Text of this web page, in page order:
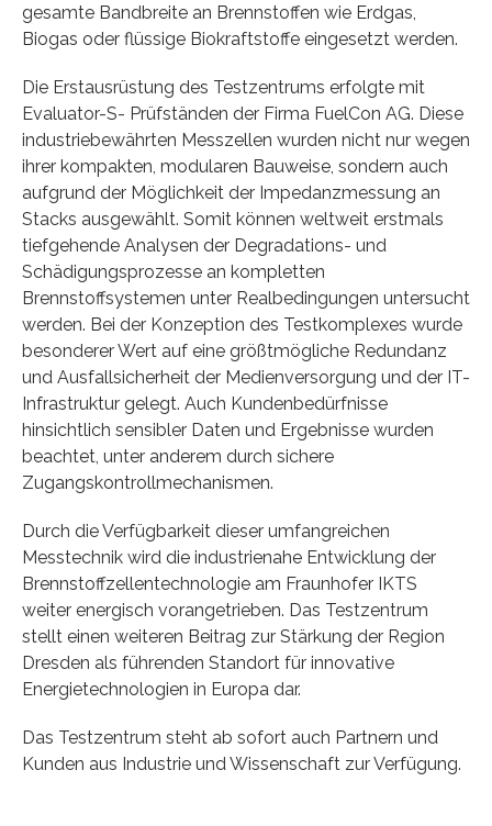
gesamte Bandbreite an Brennstoffen wie Erdgas,
Biogas oder flüssige Biokraftstoffe eingesetzt werden.
Die Erstausrüstung des Testzentrums erfolgte mit
Evaluator-S- Prüfständen der Firma FuelCon AG. Diese
industriebewährten Messzellen wurden nicht nur wegen
ihrer kompakten, modularen Bauweise, sondern auch
aufgrund der Möglichkeit der Impedanzmessung an
Stacks ausgewählt. Somit können weltweit erstmals
tiefgehende Analysen der Degradations- und
Schädigungsprozesse an kompletten
Brennstoffsystemen unter Realbedingungen untersucht
werden. Bei der Konzeption des Testkomplexes wurde
besonderer Wert auf eine größtmögliche Redundanz
und Ausfallsicherheit der Medienversorgung und der IT-
Infrastruktur gelegt. Auch Kundenbedürfnisse
hinsichtlich sensibler Daten und Ergebnisse wurden
beachtet, unter anderem durch sichere
Zugangskontrollmechanismen.
Durch die Verfügbarkeit dieser umfangreichen
Messtechnik wird die industrienahe Entwicklung der
Brennstoffzellentechnologie am Fraunhofer IKTS
weiter energisch vorangetrieben. Das Testzentrum
stellt einen weiteren Beitrag zur Stärkung der Region
Dresden als führenden Standort für innovative
Energietechnologien in Europa dar.
Das Testzentrum steht ab sofort auch Partnern und
Kunden aus Industrie und Wissenschaft zur Verfügung.